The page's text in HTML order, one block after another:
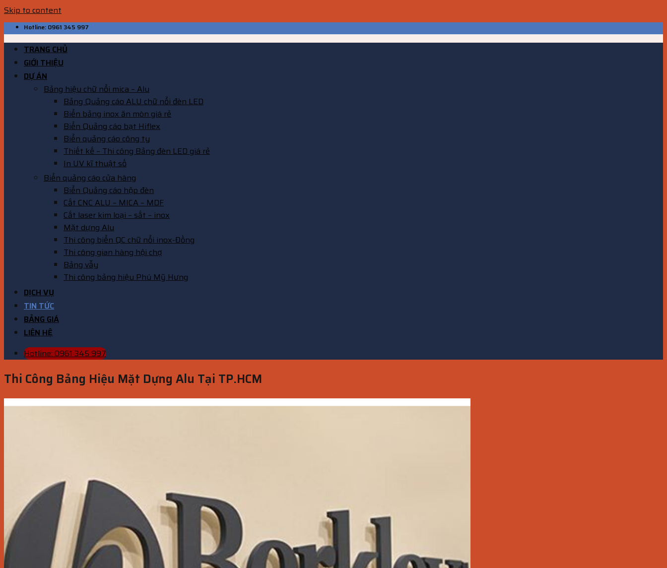
Skip to content
Hotline: 0961 345 997
TRANG CHỦ
GIỚI THIỆU
DỰ ÁN
Bảng hiệu chữ nổi mica – Alu
Bảng Quảng cáo ALU chữ nổi đèn LED
Biển bảng inox ăn mòn giá rẻ
Biển Quảng cáo bạt Hiflex
Biển quảng cáo công ty
Thiết kế – Thi công Bảng đèn LED giá rẻ
In UV kĩ thuật số
Biển quảng cáo cửa hàng
Biển Quảng cáo hộp đèn
Cắt CNC ALU – MICA – MDF
Cắt laser kim loại – sắt – inox
Mặt dựng Alu
Thi công biển QC chữ nổi inox-Đồng
Thi công gian hàng hội chợ
Bảng vẫy
Thi công bảng hiệu Phú Mỹ Hưng
DỊCH VỤ
TIN TỨC
BẢNG GIÁ
LIÊN HỆ
Hotline: 0961 345 997
Thi Công Bảng Hiệu Mặt Dựng Alu Tại TP.HCM